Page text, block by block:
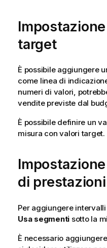
target
È possibile aggiungere
come linea di
numeri di valori,
vendite previste dal
È possibile definire un
misura con valori target.
di prestazioni
Per aggiungere
Usa segmenti sotto la
È necessario